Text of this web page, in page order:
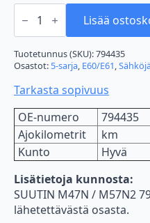
SUUTIN
M47N
M57N2
794435
määrä
Lisää
Tuotetunnus (SKU):794435
Osastot: 5-sarja, E60/E61,
Tarkasta sopivuus
OE-numero
794435
Ajokilometrit
km
Kunto
Hyvä
Lisätietoja kunnosta:
SUUTIN M47N / M57N2
lähetettävästä osasta.